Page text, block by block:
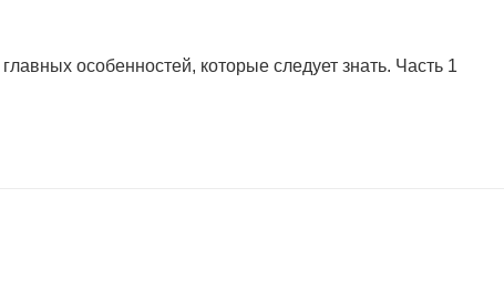
особенностей, которые следует знать. Часть 1